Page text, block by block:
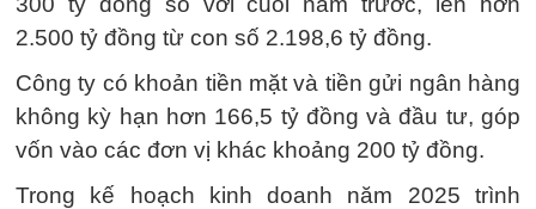
2.500 tỷ đồng từ con số 2.198,6 tỷ đồng.
Công ty có khoản tiền mặt và tiền gửi ngân hàng
không kỳ hạn hơn 166,5 tỷ đồng và đầu tư, góp
vốn vào các đơn vị khác khoảng 200 tỷ đồng.
Trong kế hoạch kinh doanh năm 2025 trình